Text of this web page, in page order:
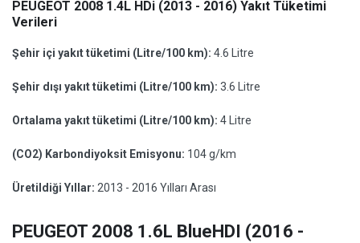
PEUGEOT 2008 1.4L HDi (2013 - 2016) Yakıt Tüketimi
Verileri
Şehir içi yakıt tüketimi (Litre/100 km): 4.6 Litre
Şehir dışı yakıt tüketimi (Litre/100 km): 3.6 Litre
Ortalama yakıt tüketimi (Litre/100 km): 4 Litre
(CO2) Karbondiyoksit Emisyonu: 104 g/km
Üretildiği Yıllar: 2013 - 2016 Yılları Arası
PEUGEOT 2008 1.6L BlueHDI (2016 -